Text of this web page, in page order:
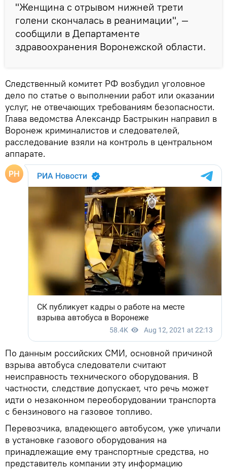
"Женщина с отрывом нижней трети
голени скончалась в реанимации", —
сообщили в Департаменте
здравоохранения Воронежской области.
Следственный комитет РФ возбудил уголовное
дело по статье о выполнении работ или оказании
услуг, не отвечающих требованиям безопасности.
Глава ведомства Александр Бастрыкин направил в
Воронеж криминалистов и следователей,
расследование взяли на контроль в центральном
аппарате.
По данным российских СМИ, основной причиной
взрыва автобуса следователи считают
неисправность технического оборудования. В
частности, следствие допускает, что речь может
идти о незаконном переоборудовании транспорта
с бензинового на газовое топливо.
Перевозчика, владеющего автобусом, уже уличали
в установке газового оборудования на
принадлежащие ему транспортные средства, но
представитель компании эту информацию